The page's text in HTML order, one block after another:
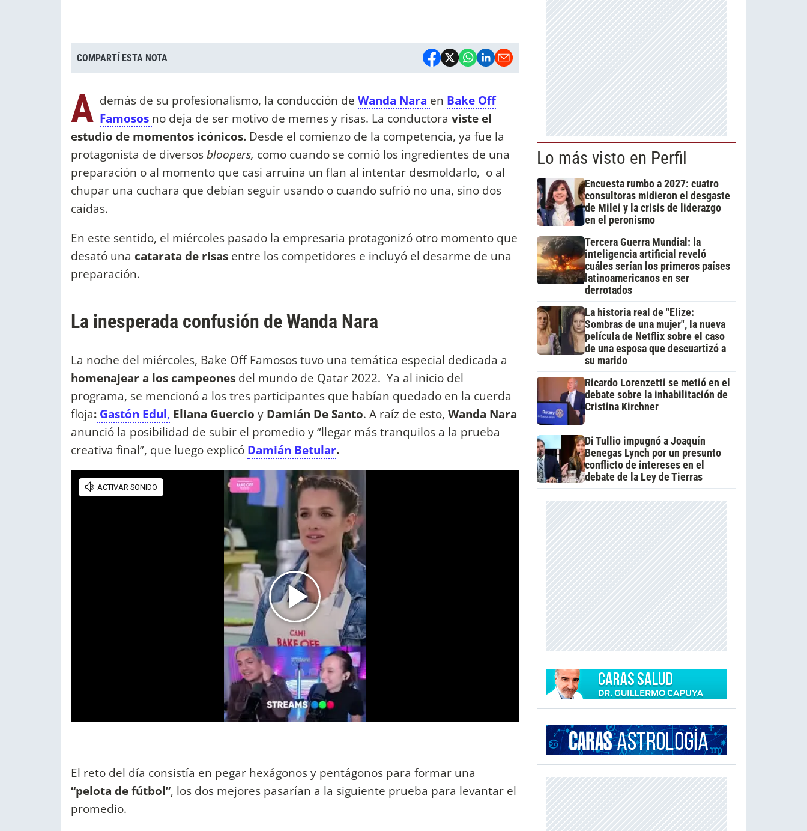
COMPARTÍ ESTA NOTA
A demás de su profesionalismo, la conducción de Wanda Nara en Bake Off
Famosos no deja de ser motivo de memes y risas. La conductora viste el
estudio de momentos icónicos. Desde el comienzo de la competencia, ya fue la
protagonista de diversosbloopers, como cuando se comió los ingredientes de una
preparación o al momento que casi arruina un flan al intentar desmoldarlo, o al
chupar una cuchara que debían seguir usando o cuando sufrió no una, sino dos
caídas.
En este sentido, el miércoles pasado la empresaria protagonizó otro momento que
desató una catarata de risas entre los competidores e incluyó el desarme de una
preparación.
La inesperada confusión de Wanda Nara
La noche del miércoles, Bake Off Famosos tuvo una temática especial dedicada a
homenajear a los campeones del mundo de Qatar 2022. Ya al inicio del
programa, se mencionó a los tres participantes que habían quedado en la cuerda
floja: Gastón Edul, Eliana Guercio y Damián De Santo. A raíz de esto, Wanda Nara
anunció la posibilidad de subir el promedio y “llegar más tranquilos a la prueba
creativa final”, que luego explicó Damián Betular.
El reto del día consistía en pegar hexágonos y pentágonos para formar una
“pelota de fútbol”, los dos mejores pasarían a la siguiente prueba para levantar el
promedio.
Lo más visto en Perfil
Encuesta rumbo a 2027: cuatro
consultoras midieron el desgaste
de Milei y la crisis de liderazgo
en el peronismo
Tercera Guerra Mundial: la
inteligencia artificial reveló
cuáles serían los primeros países
latinoamericanos en ser
derrotados
La historia real de "Elize:
Sombras de una mujer", la nueva
película de Netflix sobre el caso
de una esposa que descuartizó a
su marido
Ricardo Lorenzetti se metió en el
debate sobre la inhabilitación de
Cristina Kirchner
Di Tullio impugnó a Joaquín
Benegas Lynch por un presunto
conflicto de intereses en el
debate de la Ley de Tierras